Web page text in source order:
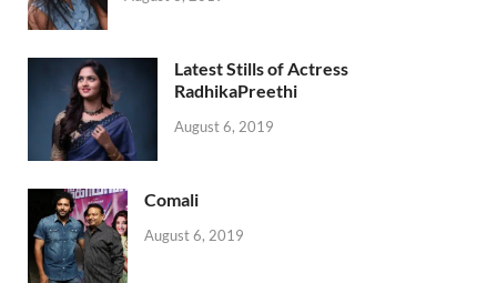
Latest Stills of Actress
RadhikaPreethi
August 6, 2019
Comali
August 6, 2019